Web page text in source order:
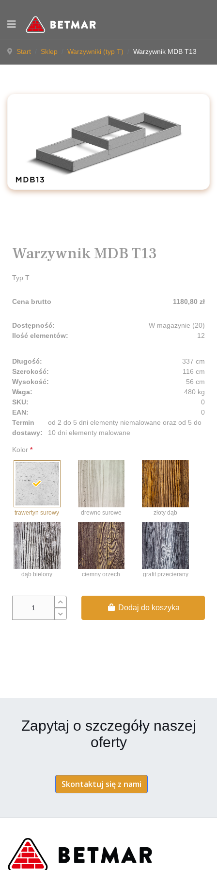
Start Sklep Warzywniki (typ T) Warzywnik MDB T13
Warzywnik MDB T13
Typ T
Cena brutto 1180,80 zł
Dostępność:
W magazynie (20)
Ilość elementów:
12
Długość:
337 cm
Szerokość:
116 cm
Wysokość:
56 cm
Waga:
480 kg
SKU:
0
EAN:
0
Termin
dostawy:
od 2 do 5 dni elementy niemalowane oraz od 5 do
10 dni elementy malowane
Kolor *
trawertyn surowy drewno surowe złoty dąb
dąb bielony ciemny orzech grafit przecierany
Dodaj do koszyka
Zapytaj o szczegóły naszej
oferty
Skontaktuj się z nami